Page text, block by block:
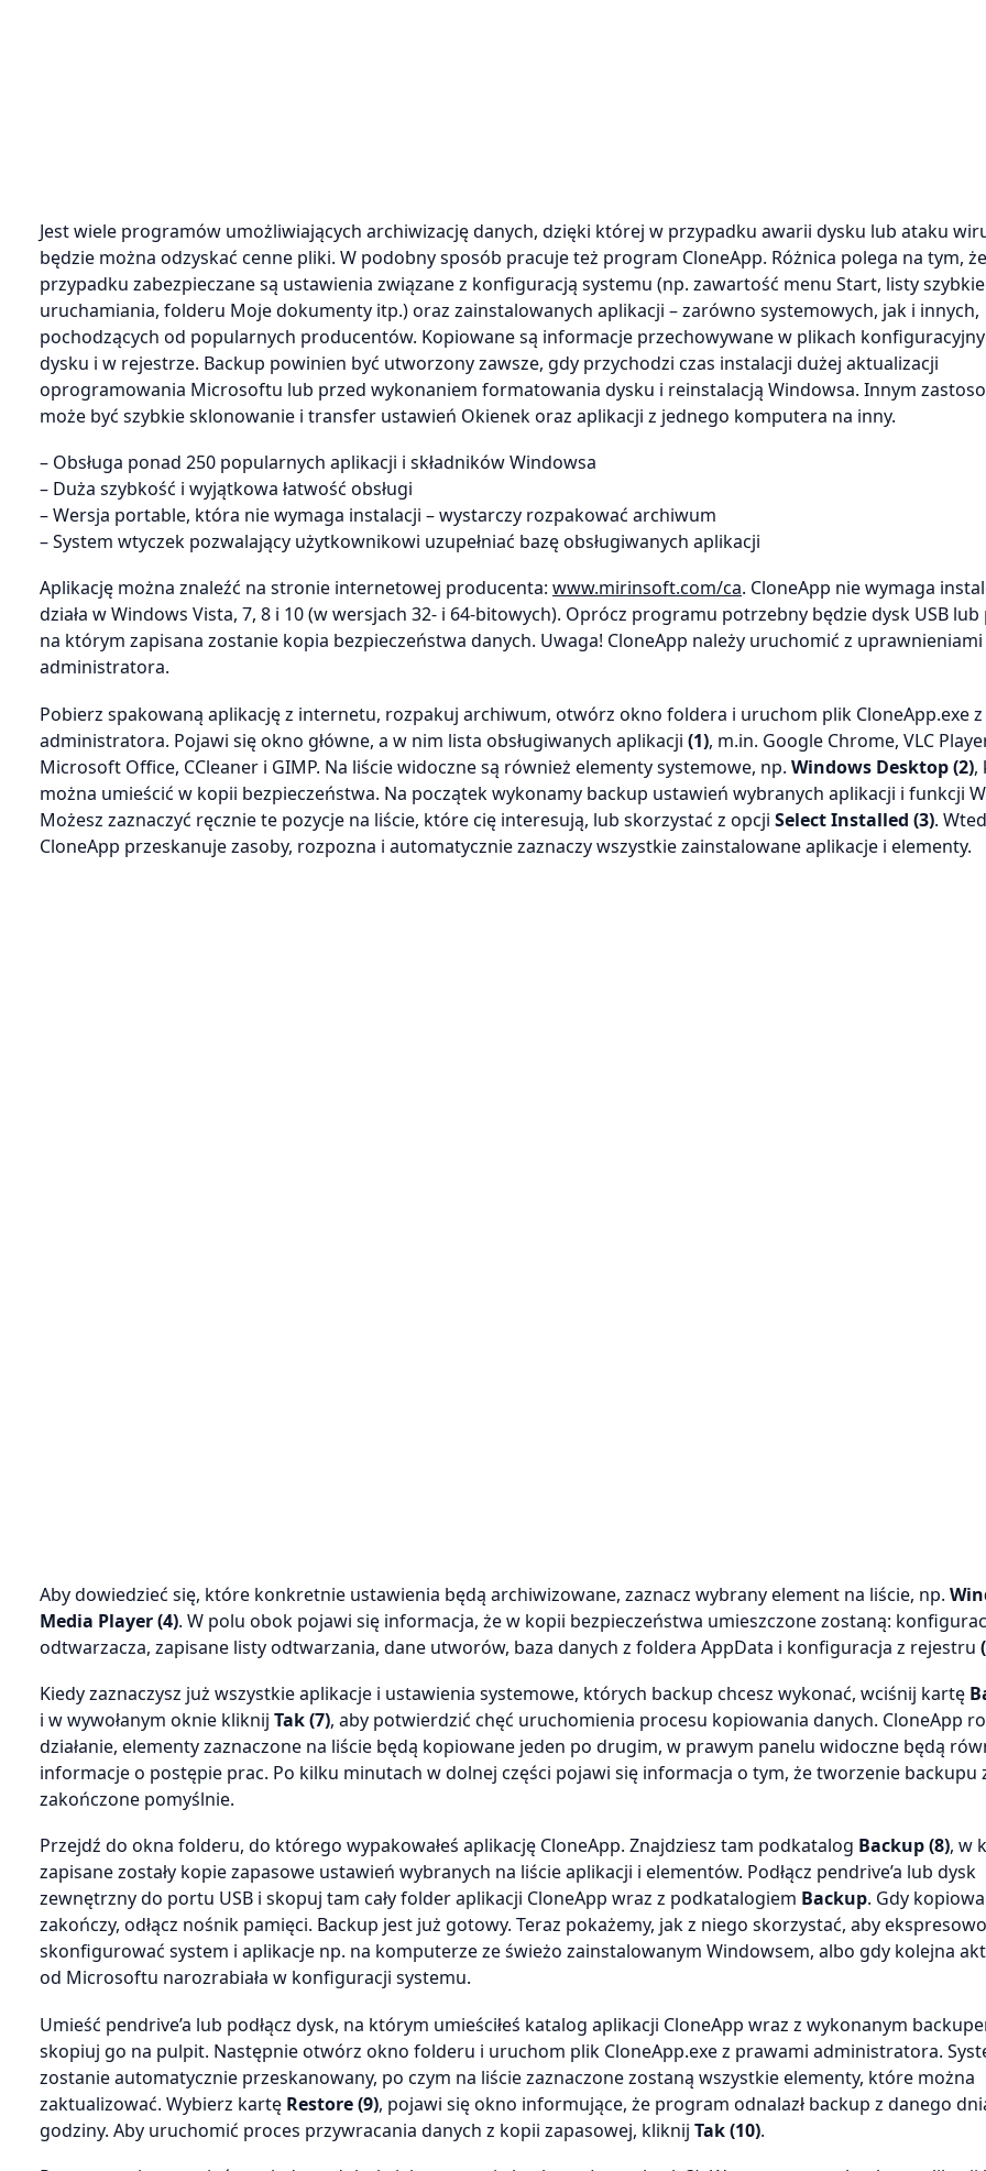
Jest wiele programów umożliwiających archiwizację danych, dzięki której w przypadku awarii dysku lub ataku
będzie można odzyskać cenne pliki. W podobny sposób pracuje też program CloneApp. Różnica polega na tym,
przypadku zabezpieczane są ustawienia związane z konfiguracją systemu (np. zawartość menu Start, listy
uruchamiania, folderu Moje dokumenty itp.) oraz zainstalowanych aplikacji – zarówno systemowych, jak i innych,
pochodzących od popularnych producentów. Kopiowane są informacje przechowywane w plikach
dysku i w rejestrze. Backup powinien być utworzony zawsze, gdy przychodzi czas instalacji dużej aktualizacji
oprogramowania Microsoftu lub przed wykonaniem formatowania dysku i reinstalacją Windowsa. Innym
może być szybkie sklonowanie i transfer ustawień Okienek oraz aplikacji z jednego komputera na inny.
– Obsługa ponad 250 popularnych aplikacji i składników Windowsa
– Duża szybkość i wyjątkowa łatwość obsługi
– Wersja portable, która nie wymaga instalacji – wystarczy rozpakować archiwum
– System wtyczek pozwalający użytkownikowi uzupełniać bazę obsługiwanych aplikacji
Aplikację można znaleźć na stronie internetowej producenta: www.mirinsoft.com/ca. CloneApp nie wymaga
działa w Windows Vista, 7, 8 i 10 (w wersjach 32- i 64-bitowych). Oprócz programu potrzebny będzie dysk USB
na którym zapisana zostanie kopia bezpieczeństwa danych. Uwaga! CloneApp należy uruchomić z uprawnieniami
administratora.
Pobierz spakowaną aplikację z internetu, rozpakuj archiwum, otwórz okno foldera i uruchom plik CloneApp.exe
administratora. Pojawi się okno główne, a w nim lista obsługiwanych aplikacji (1), m.in. Google Chrome, VLC
Microsoft Office, CCleaner i GIMP. Na liście widoczne są również elementy systemowe, np. Windows Desktop (2),
można umieścić w kopii bezpieczeństwa. Na początek wykonamy backup ustawień wybranych aplikacji i funkcji
Możesz zaznaczyć ręcznie te pozycje na liście, które cię interesują, lub skorzystać z opcji Select Installed (3).
CloneApp przeskanuje zasoby, rozpozna i automatycznie zaznaczy wszystkie zainstalowane aplikacje i elementy.
Aby dowiedzieć się, które konkretnie ustawienia będą archiwizowane, zaznacz wybrany element na liście, np.
Media Player (4). W polu obok pojawi się informacja, że w kopii bezpieczeństwa umieszczone zostaną:
odtwarzacza, zapisane listy odtwarzania, dane utworów, baza danych z foldera AppData i konfiguracja z rejestru
Kiedy zaznaczysz już wszystkie aplikacje i ustawienia systemowe, których backup chcesz wykonać, wciśnij kartę
i w wywołanym oknie kliknij Tak (7), aby potwierdzić chęć uruchomienia procesu kopiowania danych. CloneApp
działanie, elementy zaznaczone na liście będą kopiowane jeden po drugim, w prawym panelu widoczne będą
informacje o postępie prac. Po kilku minutach w dolnej części pojawi się informacja o tym, że tworzenie backupu
zakończone pomyślnie.
Przejdź do okna folderu, do którego wypakowałeś aplikację CloneApp. Znajdziesz tam podkatalog Backup (8), w
zapisane zostały kopie zapasowe ustawień wybranych na liście aplikacji i elementów. Podłącz pendrive’a lub dysk
zewnętrzny do portu USB i skopuj tam cały folder aplikacji CloneApp wraz z podkatalogiem Backup. Gdy
zakończy, odłącz nośnik pamięci. Backup jest już gotowy. Teraz pokażemy, jak z niego skorzystać, aby ekspresowo
skonfigurować system i aplikacje np. na komputerze ze świeżo zainstalowanym Windowsem, albo gdy kolejna
od Microsoftu narozrabiała w konfiguracji systemu.
Umieść pendrive’a lub podłącz dysk, na którym umieściłeś katalog aplikacji CloneApp wraz z wykonanym
skopiuj go na pulpit. Następnie otwórz okno folderu i uruchom plik CloneApp.exe z prawami administratora.
zostanie automatycznie przeskanowany, po czym na liście zaznaczone zostaną wszystkie elementy, które można
zaktualizować. Wybierz kartę Restore (9), pojawi się okno informujące, że program odnalazł backup z danego
godziny. Aby uruchomić proces przywracania danych z kopii zapasowej, kliknij Tak (10).